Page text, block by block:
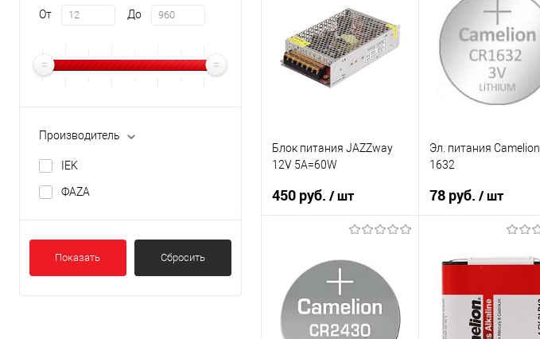
От До
Производитель
IEK
ФАZА
Показать Сбросить
К сравнению
В избранное
В наличии
К сравнению
В избранное
В наличии
Блок питания JAZZway
12V 5A=60W
450 руб. / шт
К сравнению
В избранное
В наличии
Эл. питания Camelion
1632
78 руб./ шт
В избранное
В наличии